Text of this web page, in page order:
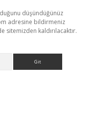
düşündüğünüz
adresine bildirmeniz
sitemizden kaldırılacaktır.